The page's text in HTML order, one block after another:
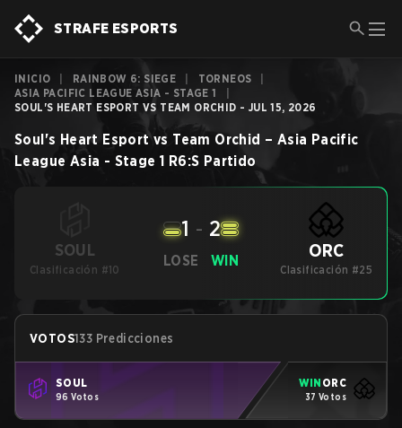
STRAFE ESPORTS
INICIO RAINBOW 6: SIEGE TORNEOS
ASIA PACIFIC LEAGUE ASIA - STAGE 1
SOUL'S HEART ESPORT VS TEAM ORCHID - JUL 15, 2026
Soul's Heart Esport vs Team Orchid – Asia Pacific
League Asia - Stage 1 R6:S Partido
SOUL
Clasificación #10
LOSE
1 - 2
WIN ORC
Clasificación #25
VOTOS133 Predicciones
SOUL
96 Votos
WIN ORC
37 Votos